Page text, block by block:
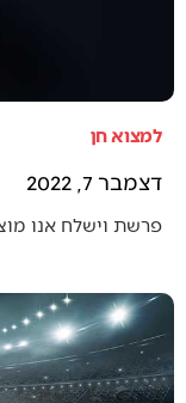
למצוא חן
דצמבר 7, 2022
פרשת וישלח אנו